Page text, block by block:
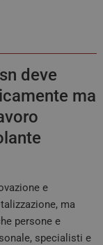
deve
ma
e
ma
persone e
specialisti e